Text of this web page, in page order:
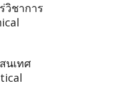
วิชาการ
นเทศ